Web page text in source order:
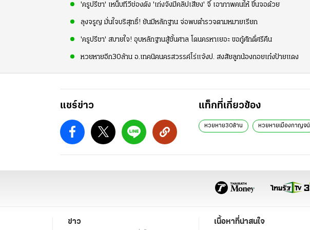
'ครูปรีชา' เหน็บทีวีช่องดัง 'เก่งจังมีคลิปเสียง' จี้ เอาภาพคนให้ ขึ้นจอด้วย
ลุงจรูญ มั่นใจบริสุทธิ์! ยันมีหลักฐาน จ่อพบตำรวจตามหมายเรียก
'ครูปรีชา' สบายใจ! อุบหลักฐานสู้ชั้นศาล โดนครหาเยอะ ขอกู้ศักดิ์ศรีคืน
หวยหายอีก30ล้าน อ.เทคนิคนครสวรรค์โร่แจ้งป. สงสัยลูกน้องถอยเก๋งป้ายแดง
แชร์ข่าว แท็กที่เกี่ยวข้อง
หวยหาย30ล้าน หวยหายเมืองกาญจน์
ข่าว เนื้อหาที่น่าสนใจ